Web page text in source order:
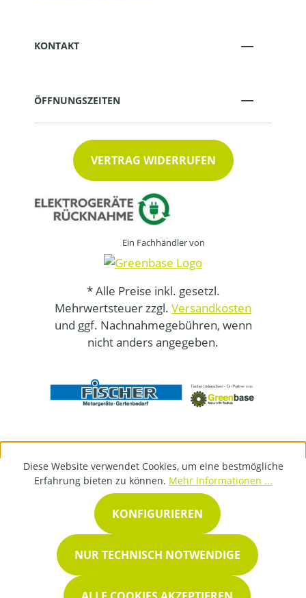
KONTAKT
ÖFFNUNGSZEITEN
VERTRAG WIDERRUFEN
Ein Fachhändler von
* Alle Preise inkl. gesetzl.
Mehrwertsteuer zzgl. Versandkosten
und ggf. Nachnahmegebühren, wenn
nicht anders angegeben.
Diese Website verwendet Cookies, um eine bestmögliche
Erfahrung bieten zu können. Mehr Informationen ...
NUR TECHNISCH NOTWENDIGE
KONFIGURIEREN